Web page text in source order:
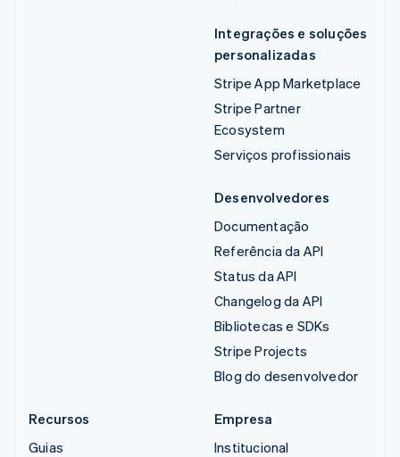
Integrações e soluções
personalizadas
Stripe App Marketplace
Stripe Partner
Ecosystem
Serviços profissionais
Desenvolvedores
Documentação
Referência da API
Status da API
Changelog da API
Bibliotecas e SDKs
Stripe Projects
Blog do desenvolvedor
Recursos
Guias
Empresa
Institucional